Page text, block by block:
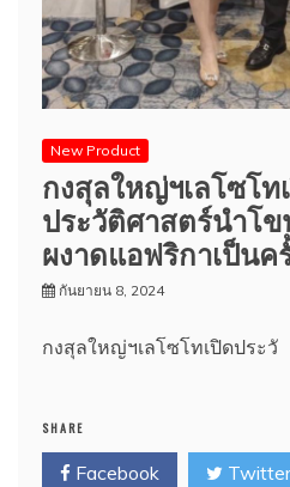
New Product
กงสุลใหญ่ฯเลโซโท
ประวัติศาสตร์นำโ
ผงาดแอฟริกาเป็นค
กันยายน 8, 2024
กงสุลใหญ่ฯเลโซโทเปิดประวั
SHARE
Facebook Twitter